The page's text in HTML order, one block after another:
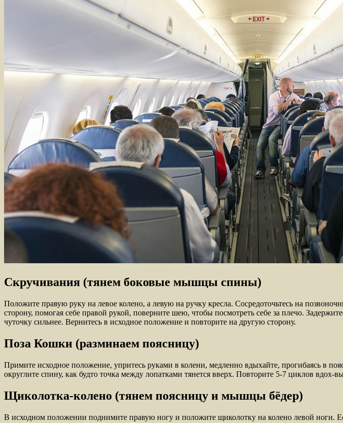
Скручивания (тянем боковые мышцы спины)
Положите правую руку на левое колено, а левую на ручку кресла. Сосредоточьтесь на
сторону, помогая себе правой рукой, поверните шею, чтобы посмотреть себе за плечо.
чуточку сильнее. Вернитесь в исходное положение и повторите на другую сторону.
Поза Кошки (разминаем поясницу)
Примите исходное положение, упритесь руками в колени, медленно вдыхайте, прогибаясь в
округлите спину, как будто точка между лопатками тянется вверх. Повторите 5-7 циклов вдох-
Щиколотка-колено (тянем поясницу и мышцы бёдер)
В исходном положении поднимите правую ногу и положите щиколотку на колено левой ноги.